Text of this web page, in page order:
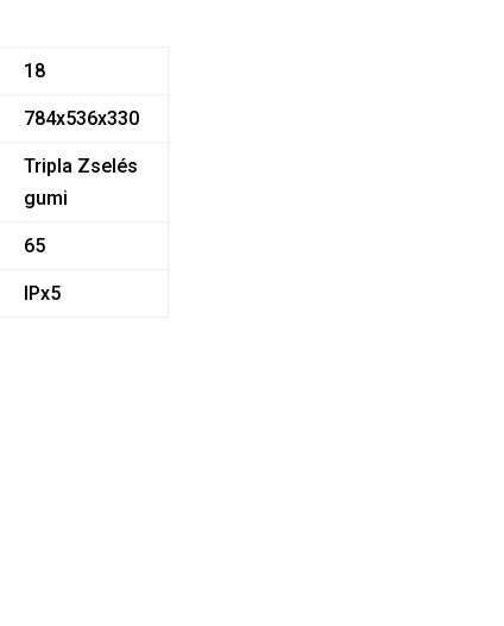
18
784x536x330
Tripla Zselés
gumi
65
IPx5